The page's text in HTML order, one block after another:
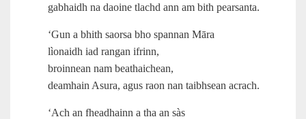
gabhaidh na daoine tlachd ann am bith pearsanta.
‘Gun a bhith saorsa bho spannan Māra
lìonaidh iad rangan ifrinn,
broinnean nam beathaichean,
deamhain Asura, agus raon nan taibhsean acrach.
‘Ach an fheadhainn a tha an sàs